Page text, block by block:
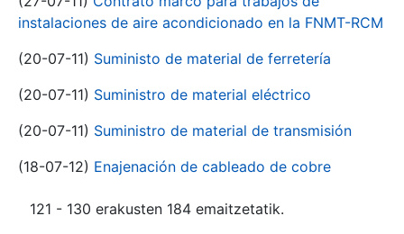
instalaciones de aire acondicionado en la FNMT-RCM
(20-07-11) Suministo de material de ferretería
(20-07-11) Suministro de material eléctrico
(20-07-11) Suministro de material de transmisión
(18-07-12) Enajenación de cableado de cobre
121 - 130 erakusten 184 emaitzetatik.